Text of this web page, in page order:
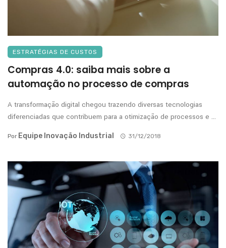
ESTRATÉGIAS DE CUSTOS
Compras 4.0: saiba mais sobre a
automação no processo de compras
A transformação digital chegou trazendo diversas tecnologias
diferenciadas que contribuem para a otimização de processos e ...
Por Equipe Inovação Industrial 31/12/2018